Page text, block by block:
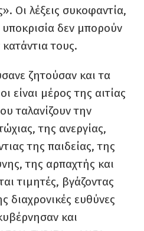
Οι λέξεις συκοφαντία,
δεν μπορούν
τους.
ζητούσαν και τα
είναι μέρος της αιτίας
ταλανίζουν την
της ανεργίας,
της παιδείας, της
της αρπαχτής και
τιμητές, βγάζοντας
διαχρονικές ευθύνες
και